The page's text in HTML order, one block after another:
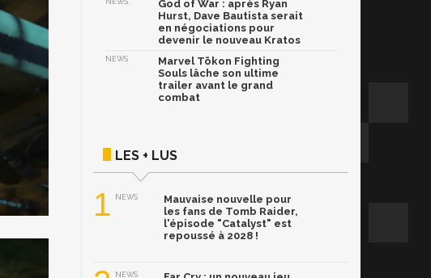
NEWS
God of War : après Ryan
Hurst, Dave Bautista serait
en négociations pour
devenir le nouveau Kratos
NEWS
Marvel Tōkon Fighting
Souls lâche son ultime
trailer avant le grand
combat
LES + LUS
1 NEWS
Mauvaise nouvelle pour
les fans de Tomb Raider,
l'épisode "Catalyst" est
repoussé à 2028 !
NEWS